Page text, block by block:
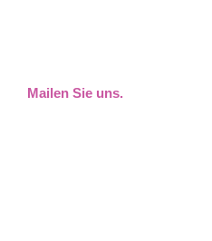
Mailen Sie uns.